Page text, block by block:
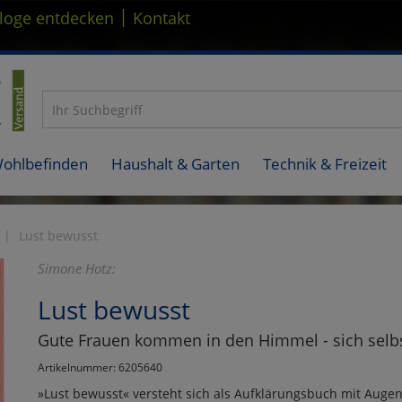
entdecken | Kontakt
Haushalt & Garten Technik & Freizeit
Lust bewusst
Simone Hotz:
Lust bewusst
Gute Frauen kommen in den Himmel - sich
Artikelnummer: 6205640
»Lust bewusst« versteht sich als Aufklärungsbuch mit